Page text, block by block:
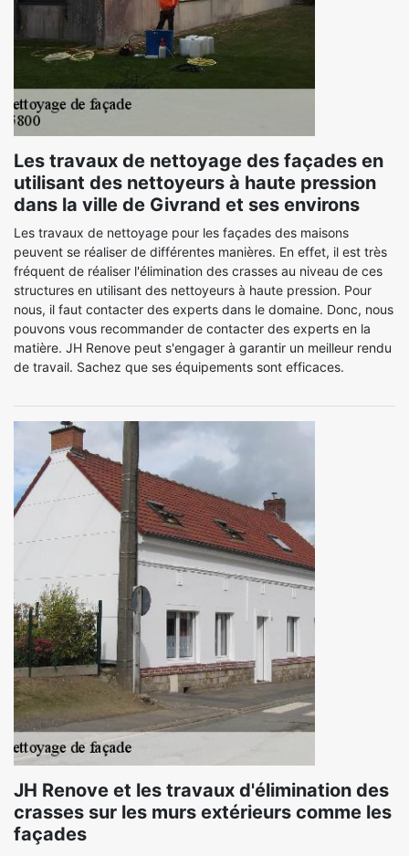
Les travaux de nettoyage des façades en
utilisant des nettoyeurs à haute pression
dans la ville de Givrand et ses environs
Les travaux de nettoyage pour les façades des maisons
peuvent se réaliser de différentes manières. En effet, il est très
fréquent de réaliser l'élimination des crasses au niveau de ces
structures en utilisant des nettoyeurs à haute pression. Pour
nous, il faut contacter des experts dans le domaine. Donc, nous
pouvons vous recommander de contacter des experts en la
matière. JH Renove peut s'engager à garantir un meilleur rendu
de travail. Sachez que ses équipements sont efficaces.
JH Renove et les travaux d'élimination des
crasses sur les murs extérieurs comme les
façades